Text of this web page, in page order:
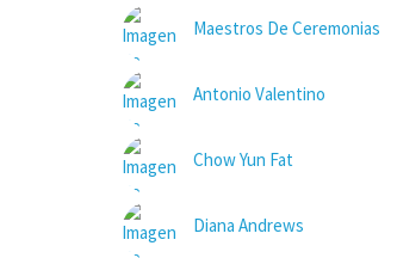
Maestros De Ceremonias
Antonio Valentino
Chow Yun Fat
Diana Andrews